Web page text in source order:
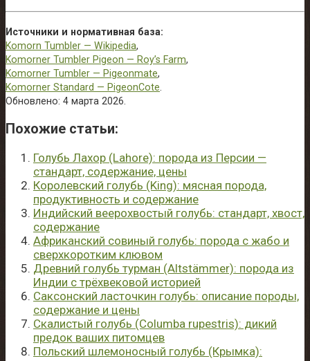
Источники и нормативная база:
Komorn Tumbler — Wikipedia,
Komorner Tumbler Pigeon — Roy’s Farm,
Komorner Tumbler — Pigeonmate,
Komorner Standard — PigeonCote
Обновлено: 4 марта 2026.
Похожие cтатьи:
Голубь Лахор (Lahore): порода из Персии —
стандарт, содержание, цены
Королевский голубь (King): мясная порода,
продуктивность и содержание
Индийский веерохвостый голубь: стандарт, хвост,
содержание
Африканский совиный голубь: порода с жабо и
сверхкоротким клювом
Древний голубь турман (Altstämmer): порода из
Индии с трёхвековой историей
Саксонский ласточкин голубь: описание породы,
содержание и цены
Скалистый голубь (Columba rupestris): дикий
предок ваших питомцев
Польский шлемоносный голубь (Крымка):